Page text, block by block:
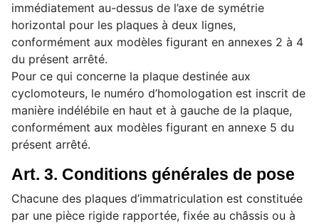
immédiatement au-dessus de l’axe de symétrie
horizontal pour les plaques à deux lignes,
conformément aux modèles figurant en annexes 2 à 4
du présent arrêté.
Pour ce qui concerne la plaque destinée aux
cyclomoteurs, le numéro d’homologation est inscrit de
manière indélébile en haut et à gauche de la plaque,
conformément aux modèles figurant en annexe 5 du
présent arrêté.
Art. 3. Conditions générales de pose
Chacune des plaques d’immatriculation est constituée
par une pièce rigide rapportée, fixée au châssis ou à